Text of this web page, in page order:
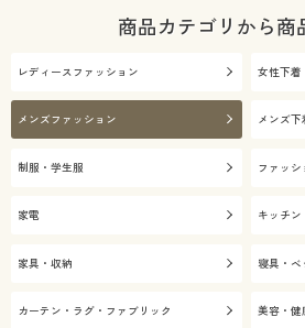
商品カテゴリから商
レディースファッション 女性下着
メンズファッション メンズ下
制服・学生服 ファッシ
家電 キッチン
家具・収納 寝具・ベ
カーテン・ラグ・ファブリック 美容・健